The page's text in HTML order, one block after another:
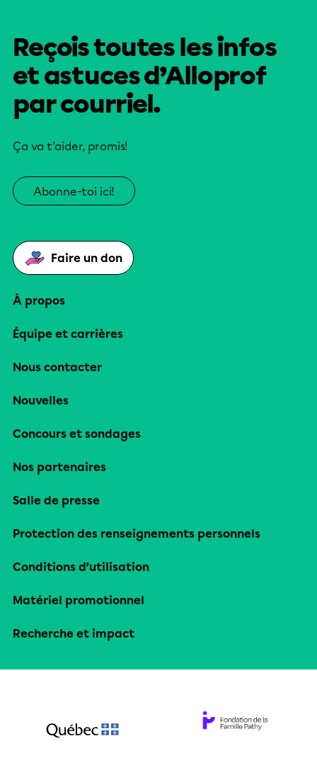
Reçois toutes les infos
et astuces d’Alloprof
par courriel.
Ça va t’aider, promis!
Abonne-toi ici!
Faire un don
À propos
Équipe et carrières
Nous contacter
Nouvelles
Concours et sondages
Nos partenaires
Salle de presse
Protection des renseignements personnels
Conditions d’utilisation
Matériel promotionnel
Recherche et impact